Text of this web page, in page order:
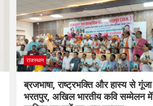
राजस्थान
ब्रजभाषा, राष्ट्रभक्ति और हास्य से गूंजा
भरतपुर, अखिल भारतीय कवि सम्मेलन में